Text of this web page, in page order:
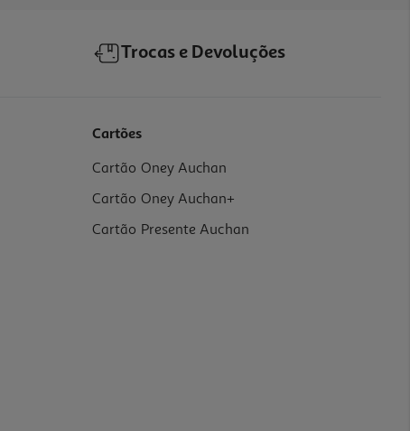
Trocas e Devoluções
Cartões
Cartão Oney Auchan
Cartão Oney Auchan+
Cartão Presente Auchan